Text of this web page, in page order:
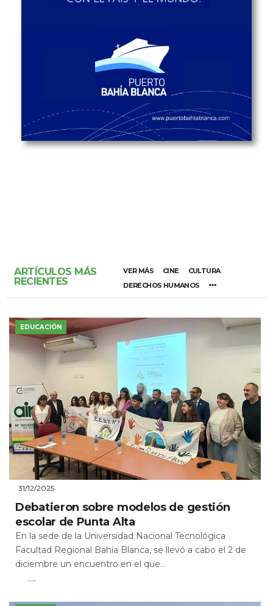
ARTÍCULOS MÁS
RECIENTES
VER MÁS CINE
CULTURA
DERECHOS HUMANOS
EDUCACIÓN
31/12/2025
Debatieron sobre modelos de gestión
escolar de Punta Alta
En la sede de la Universidad Nacional Tecnológica
Facultad Regional Bahía Blanca, se llevó a cabo el 2 de
diciembre un encuentro en el que...
Leer Más